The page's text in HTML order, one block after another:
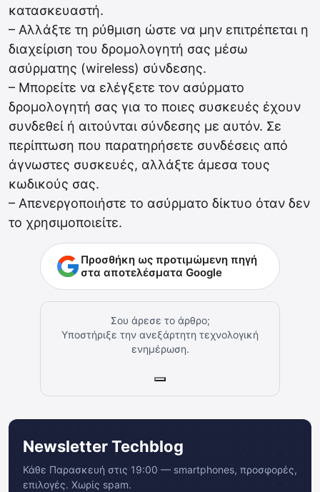
κατασκευαστή.
– Αλλάξτε τη ρύθμιση ώστε να μην επιτρέπεται η
διαχείριση του δρομολογητή σας μέσω
ασύρματης (wireless) σύνδεσης.
– Μπορείτε να ελέγξετε τον ασύρματο
δρομολογητή σας για το ποιες συσκευές έχουν
συνδεθεί ή αιτούνται σύνδεσης με αυτόν. Σε
περίπτωση που παρατηρήσετε συνδέσεις από
άγνωστες συσκευές, αλλάξτε άμεσα τους
κωδικούς σας.
– Απενεργοποιήστε το ασύρματο δίκτυο όταν δεν
το χρησιμοποιείτε.
Προσθήκη ως προτιμώμενη πηγή
στα αποτελέσματα Google
Σου άρεσε το άρθρο;
Υποστήριξε την ανεξάρτητη τεχνολογική
ενημέρωση.
Newsletter Techblog
Κάθε Παρασκευή στις 19:00 — smartphones, προσφορές,
επιλογές. Χωρίς spam.